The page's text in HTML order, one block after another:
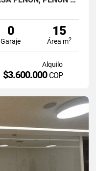
0
Garaje
15
Área m2
Alquilo
$3.600.000 COP